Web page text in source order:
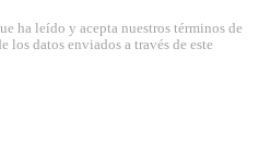
ha leído y acepta nuestros términos de
los datos enviados a través de este